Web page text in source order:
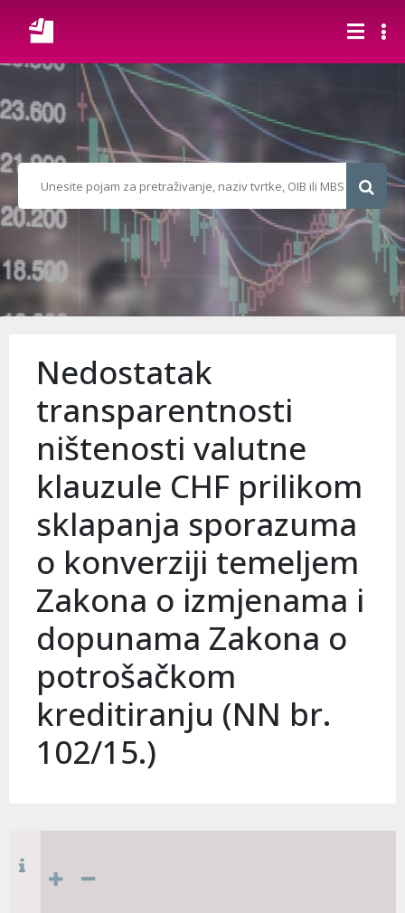
Nedostatak
transparentnosti
ništenosti valutne
klauzule CHF prilikom
sklapanja sporazuma
o konverziji temeljem
Zakona o izmjenama i
dopunama Zakona o
potrošačkom
kreditiranju (NN br.
102/15.)